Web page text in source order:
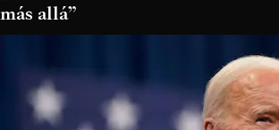
más allá”